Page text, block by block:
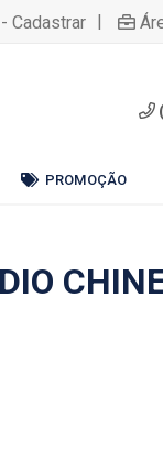
Cadastrar |
PROMOÇÃO